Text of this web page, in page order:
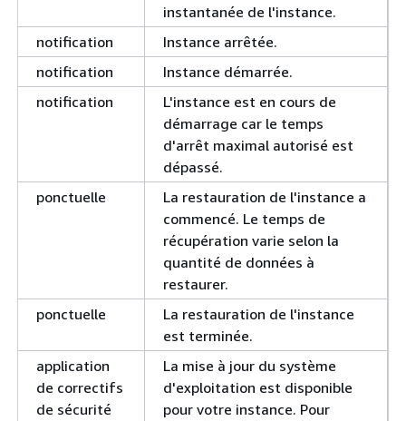
instantanée de l'instance.
notification
Instance arrêtée.
notification
Instance démarrée.
notification
L'instance est en cours de
démarrage car le temps
d'arrêt maximal autorisé est
dépassé.
ponctuelle
La restauration de l'instance a
commencé. Le temps de
récupération varie selon la
quantité de données à
restaurer.
ponctuelle
La restauration de l'instance
est terminée.
application
de correctifs
de sécurité
La mise à jour du système
d'exploitation est disponible
pour votre instance. Pour